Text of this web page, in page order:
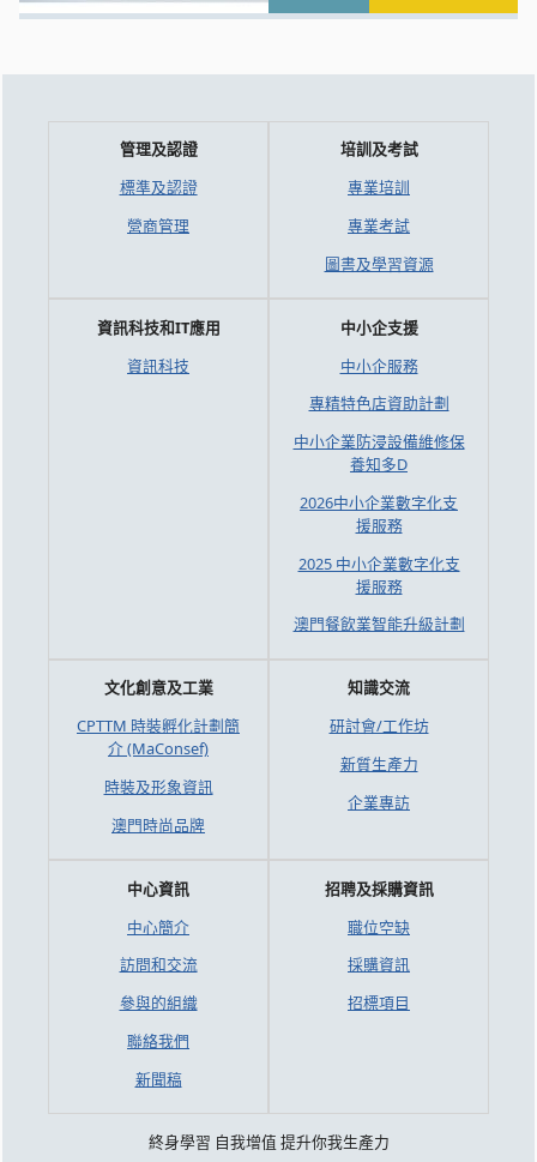
管理及認證
標準及認證
營商管理
培訓及考試
專業培訓
專業考試
圖書及學習資源
資訊科技和IT應用
資訊科技
中小企支援
中小企服務
專精特色店資助計劃
中小企業防浸設備維修保
養知多D
2026中小企業數字化支
援服務
2025 中小企業數字化支
援服務
澳門餐飲業智能升級計劃
文化創意及工業
CPTTM 時裝孵化計劃簡
介 (MaConsef)
時裝及形象資訊
澳門時尚品牌
知識交流
研討會/工作坊
新質生產力
企業專訪
中心資訊
中心簡介
訪問和交流
參與的組織
聯絡我們
新聞稿
招聘及採購資訊
職位空缺
採購資訊
招標項目
終身學習 自我增值 提升你我生產力